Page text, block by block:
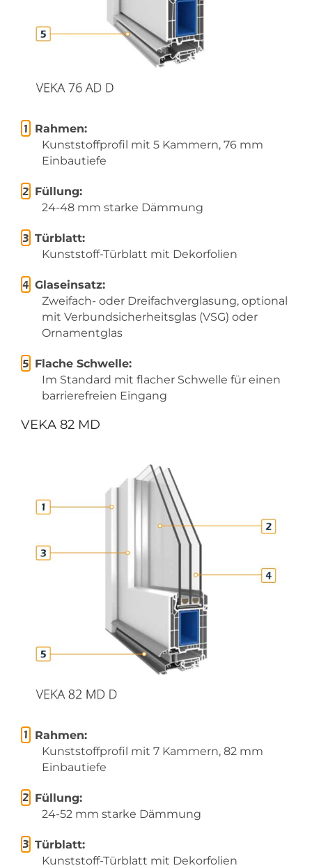
Rahmen:
Kunststoffprofil mit 5 Kammern, 76 mm
Einbautiefe
Füllung:
24-48 mm starke Dämmung
Türblatt:
Kunststoff-Türblatt mit Dekorfolien
Glaseinsatz:
Zweifach- oder Dreifachverglasung, optional
mit Verbundsicherheitsglas (VSG) oder
Ornamentglas
Flache Schwelle:
Im Standard mit flacher Schwelle für einen
barrierefreien Eingang
VEKA 82 MD
Rahmen:
Kunststoffprofil mit 7 Kammern, 82 mm
Einbautiefe
Füllung:
24-52 mm starke Dämmung
Türblatt:
Kunststoff-Türblatt mit Dekorfolien